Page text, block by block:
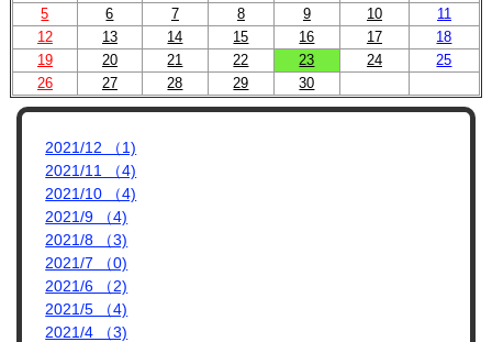
5
6 7 8 9 10
11
12
13 14 15 16 17
18
19
20 21 22 23 24
25
26
27 28 29 30
2021/12 （1)
2021/11 （4)
2021/10 （4)
2021/9 （4)
2021/8 （3)
2021/7 （0)
2021/6 （2)
2021/5 （4)
2021/4 （3)